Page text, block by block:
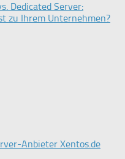
Dedicated Server:
zu Ihrem Unternehmen?
Anbieter Xentos.de